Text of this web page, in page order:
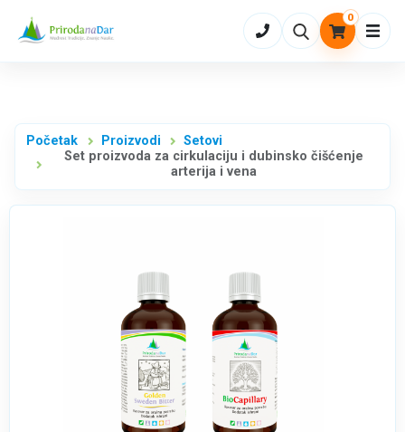
0
Početak Proizvodi
Setovi
Set proizvoda za cirkulaciju i dubinsko čišćenje
arterija i vena